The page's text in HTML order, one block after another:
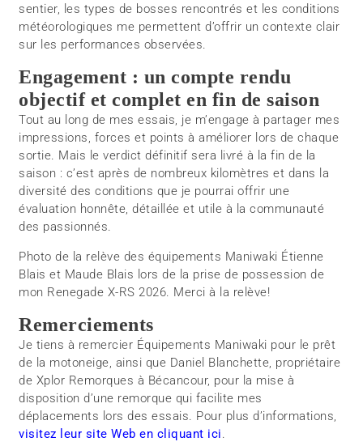
sentier, les types de bosses rencontrés et les conditions
météorologiques me permettent d’offrir un contexte clair
sur les performances observées.
Engagement : un compte rendu
objectif et complet en fin de saison
Tout au long de mes essais, je m’engage à partager mes
impressions, forces et points à améliorer lors de chaque
sortie. Mais le verdict définitif sera livré à la fin de la
saison : c’est après de nombreux kilomètres et dans la
diversité des conditions que je pourrai offrir une
évaluation honnête, détaillée et utile à la communauté
des passionnés.
Photo de la relève des équipements Maniwaki Étienne
Blais et Maude Blais lors de la prise de possession de
mon Renegade X-RS 2026. Merci à la relève!
Remerciements
Je tiens à remercier Équipements Maniwaki pour le prêt
de la motoneige, ainsi que Daniel Blanchette, propriétaire
de Xplor Remorques à Bécancour, pour la mise à
disposition d’une remorque qui facilite mes
déplacements lors des essais. Pour plus d’informations,
visitez leur site Web en cliquant ici.